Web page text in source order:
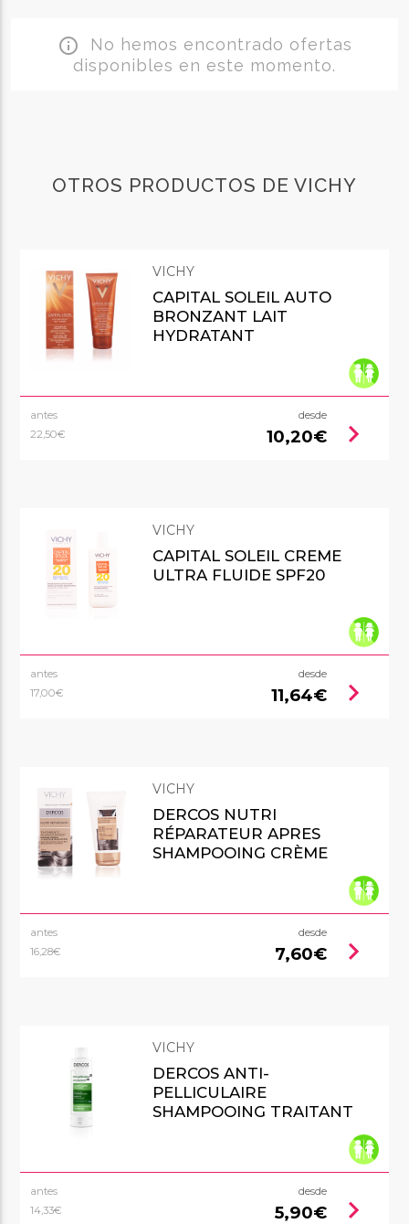
info_outline No hemos encontrado ofertas
disponibles en este momento.
OTROS PRODUCTOS DE VICHY
VICHY
CAPITAL SOLEIL AUTO
BRONZANT LAIT
HYDRATANT
antes
22,50€
desde
10,20€ chevron_right
VICHY
CAPITAL SOLEIL CREME
ULTRA FLUIDE SPF20
antes
17,00€
desde
11,64€ chevron_right
VICHY
DERCOS NUTRI
RÉPARATEUR APRES
SHAMPOOING CRÈME
antes
16,28€
desde
7,60€ chevron_right
VICHY
DERCOS ANTI-
PELLICULAIRE
SHAMPOOING TRAITANT
antes
14,33€
desde
5,90€ chevron_right